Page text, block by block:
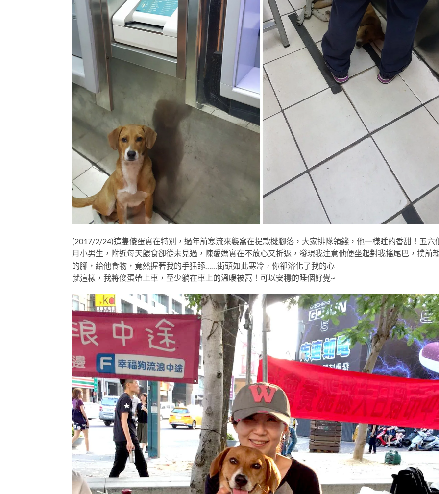
(2017/2/24)這隻傻蛋實在特別，過年前寒流來襲窩在提款機腳落，大家排隊領錢，他一樣睡的香甜！五六
月小男生，附近每天餵食卻從未見過，陳愛媽實在不放心又折返，發現我注意他便坐起對我搖尾巴，撲前
的腳，給他食物，竟然握著我的手猛舔……街頭如此寒冷，你卻溶化了我的心
就這樣，我將傻蛋帶上車，至少躺在車上的溫暖被窩！可以安穩的睡個好覺~